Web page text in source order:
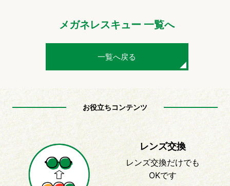
メガネレスキュー 一覧へ
一覧へ戻る
お役立ちコンテンツ
レンズ交換
レンズ交換だけでも
OKです